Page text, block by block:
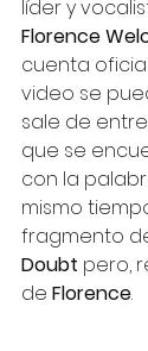
líder y
Florence
cuenta
video se
sale de
que se
con la
mismo
fragmento
Doubt pero,
de Florence.